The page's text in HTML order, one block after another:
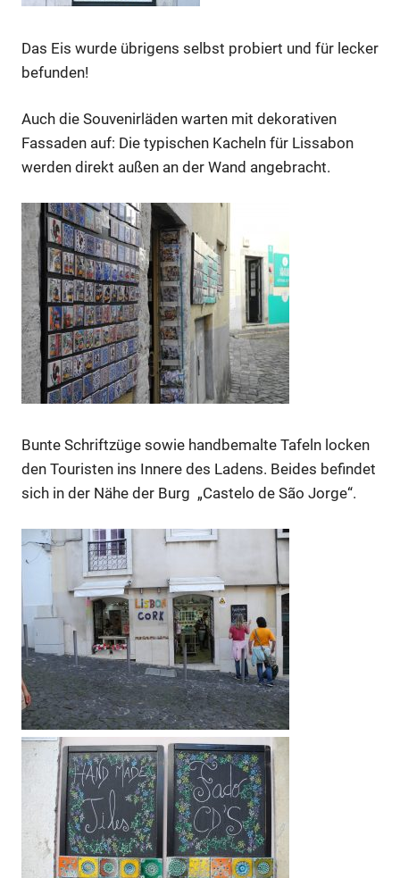
Das Eis wurde übrigens selbst probiert und für lecker
befunden!
Auch die Souvenirläden warten mit dekorativen
Fassaden auf: Die typischen Kacheln für Lissabon
werden direkt außen an der Wand angebracht.
Bunte Schriftzüge sowie handbemalte Tafeln locken
den Touristen ins Innere des Ladens. Beides befindet
sich in der Nähe der Burg „Castelo de São Jorge“.